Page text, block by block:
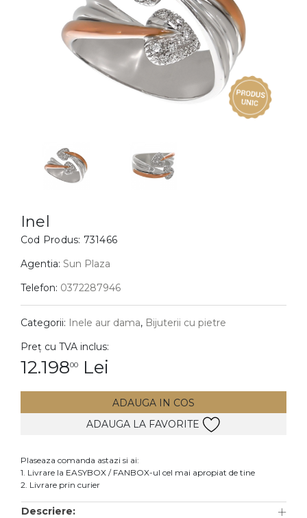
BIJUTERII COPII
Cercei
Bratari
Coliere
Lanturi
Pandantive
Inele
Cercei
Bratari
Lanturi
Pandantive
Accesorii
Inel
Cod Produs: 731466
Agentia: Sun Plaza
Telefon: 0372287946
Categorii: Inele aur dama, Bijuterii cu pietre
Preț cu TVA inclus:
12.19800 Lei
ADAUGA IN COS
ADAUGA LA FAVORITE
Plaseaza comanda astazi si ai:
1. Livrare la EASYBOX / FANBOX-ul cel mai apropiat de tine
2. Livrare prin curier
Descriere: